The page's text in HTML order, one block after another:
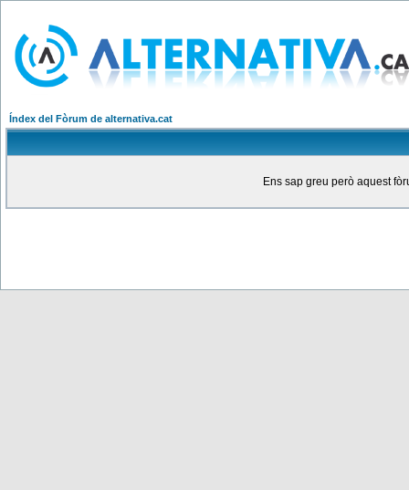
Índex del Fòrum de alternativa.cat
Ens sap greu però aquest